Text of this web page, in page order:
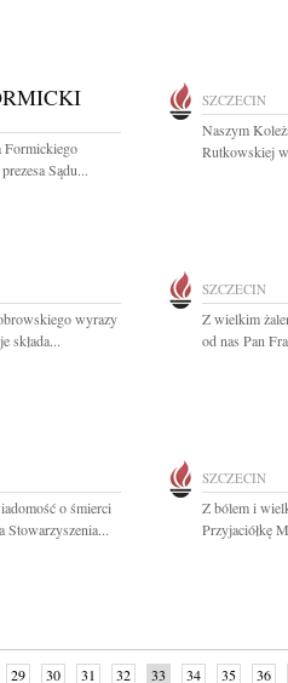
Formickiego
Sądu...
SZCZECIN
Naszym
Rutkowskiej
wyrazy
składa...
SZCZECIN
Z wielkim
od nas Pan
o śmierci
Stowarzyszenia...
SZCZECIN
Z bólem i
Przyjaciółkę
29 30 31 32 33 34 35 36